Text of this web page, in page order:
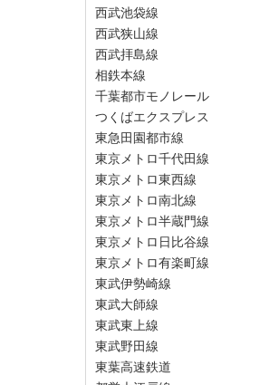
西武池袋線
西武狭山線
西武拝島線
相鉄本線
千葉都市モノレール
つくばエクスプレス
東急田園都市線
東京メトロ千代田線
東京メトロ東西線
東京メトロ南北線
東京メトロ半蔵門線
東京メトロ日比谷線
東京メトロ有楽町線
東武伊勢崎線
東武大師線
東武東上線
東武野田線
東葉高速鉄道